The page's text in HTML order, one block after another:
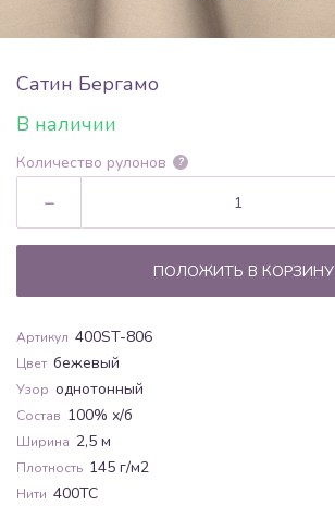
Сатин Бергамо
В наличии
Количество рулонов ?
-
ПОЛОЖИТЬ В КОРЗИНУ
Артикул 400ST-806
Цвет бежевый
Узор однотонный
Состав 100% х/б
Ширина 2,5 м
Плотность 145 г/м2
Нити 400ТС